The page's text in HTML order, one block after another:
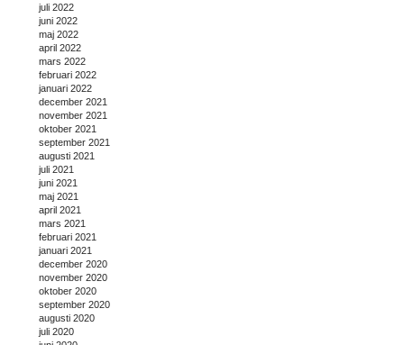
juli 2022
juni 2022
maj 2022
april 2022
mars 2022
februari 2022
januari 2022
december 2021
november 2021
oktober 2021
september 2021
augusti 2021
juli 2021
juni 2021
maj 2021
april 2021
mars 2021
februari 2021
januari 2021
december 2020
november 2020
oktober 2020
september 2020
augusti 2020
juli 2020